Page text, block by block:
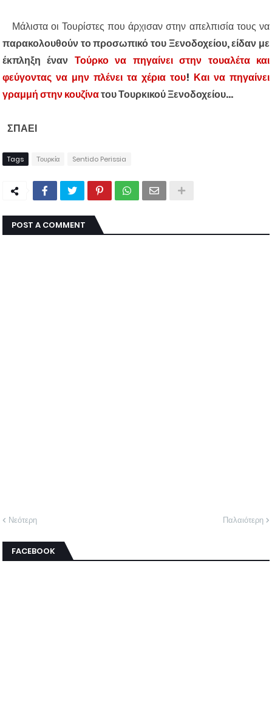
Μάλιστα οι Τουρίστες που άρχισαν στην απελπισία τους να
παρακολουθούν το προσωπικό του Ξενοδοχείου, είδαν με
έκπληξη έναν Τούρκο να πηγαίνει στην τουαλέτα και
φεύγοντας να μην πλένει τα χέρια του! Και να πηγαίνει
γραμμή στην κουζίνατου Τουρκικού Ξενοδοχείου...
ΣΠΑΕΙ
Tags Τουρκία Sentido Perissia
POST A COMMENT
Νεότερη Παλαιότερη
FACEBOOK